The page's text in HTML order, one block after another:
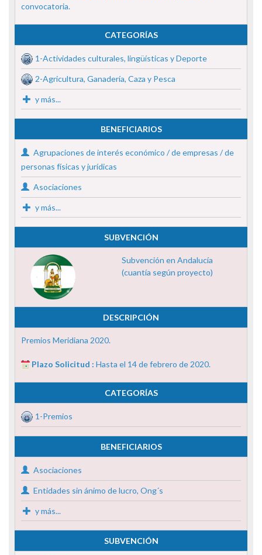
convocatoria.
CATEGORÍAS
1-Actividades culturales, lingüísticas y Deporte
2-Agricultura, Ganadería, Caza y Pesca
y más...
BENEFICIARIOS
Agrupaciones de interés económico / de empresas / de
personas físicas y jurídicas
Asociaciones
y más...
SUBVENCIÓN
Subvención en Andalucía
(cuantía según proyecto)
DESCRIPCIÓN
Premios Meridiana 2020.
Plazo Solicitud : Hasta el 14 de febrero de 2020.
CATEGORÍAS
1-Premios
BENEFICIARIOS
Asociaciones
Entidades sin ánimo de lucro, Ong´s
y más...
SUBVENCIÓN